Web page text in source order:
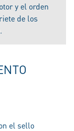
y el orden
de los
el sello